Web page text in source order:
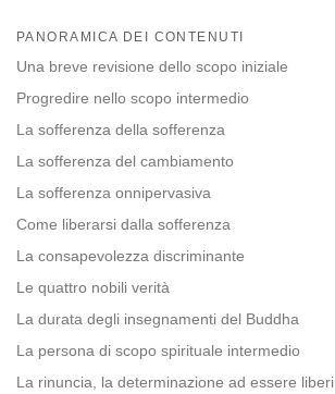
on
facebook
PANORAMICA DEI CONTENUTI
Una breve revisione dello scopo iniziale
Progredire nello scopo intermedio
La sofferenza della sofferenza
La sofferenza del cambiamento
La sofferenza onnipervasiva
Come liberarsi dalla sofferenza
La consapevolezza discriminante
Le quattro nobili verità
La durata degli insegnamenti del Buddha
La persona di scopo spirituale intermedio
La rinuncia, la determinazione ad essere liberi